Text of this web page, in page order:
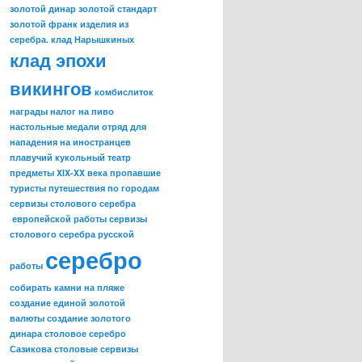
золотой динар золотой стандарт
золотой франк изделия из
серебра. клад Нарышкиных
клад эпохи
викингов комбислиток
награды налог на пиво
настольные медали отряд для
нападения на иностранцев
плавучий кукольный театр
предметы XIX-XX века пропавшие
туристы путешествия по городам
сервизы столового серебра
европейской работы сервизы
столового серебра русской
работы серебро
собирать камни на пляже
создание единой золотой
валюты создание золотого
динара столовое серебро
Сазикова столовые сервизы